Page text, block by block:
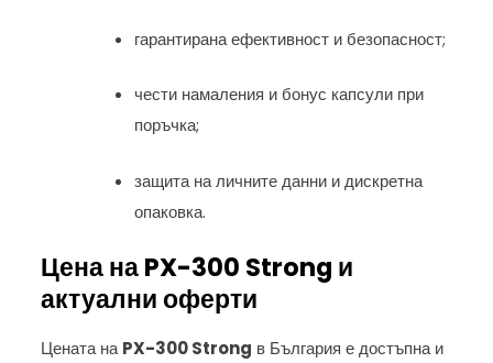
гарантирана ефективност и безопасност;
чести намаления и бонус капсули при
поръчка;
защита на личните данни и дискретна
опаковка.
Цена на PX-300 Strong и
актуални оферти
Цената наPX-300 Strong в България е достъпна и